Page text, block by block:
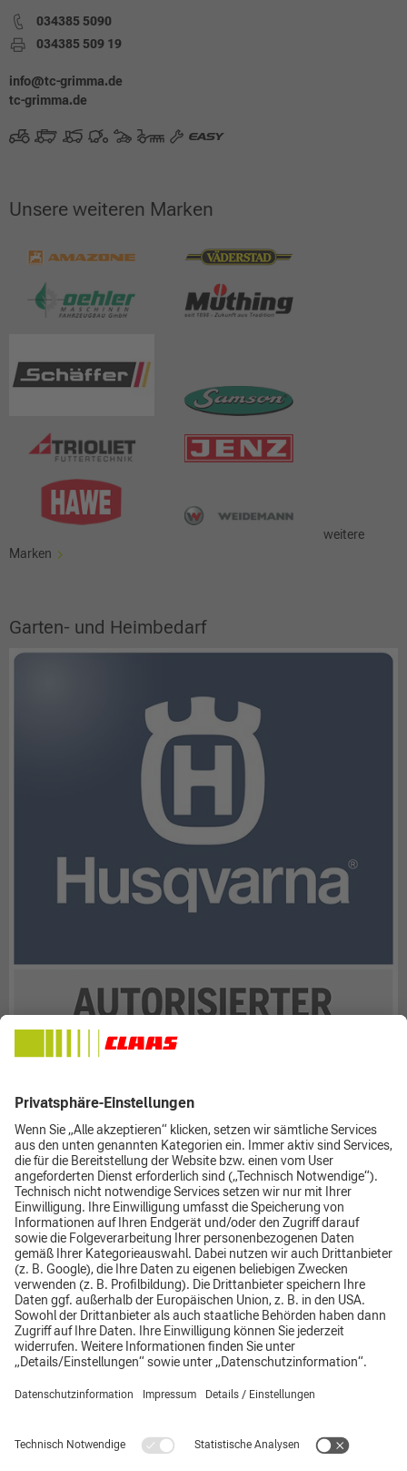
034385 5090
034385 509 19
info@tc-grimma.de
tc-grimma.de
Unsere weiteren Marken
weitere
Marken
Garten- und Heimbedarf
Hier finden Sie mehr Informationen
Hinweisgebersystem